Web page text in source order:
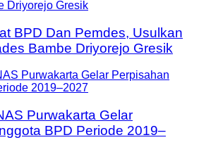
BPD Dan Pemdes, Usulkan
Bambe Driyorejo Gresik
Purwakarta Gelar
BPD Periode 2019–